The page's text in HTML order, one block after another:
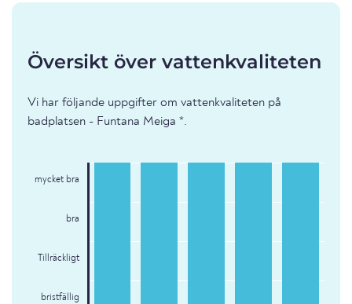
Översikt över vattenkvaliteten
Vi har följande uppgifter om vattenkvaliteten på
badplatsen - Funtana Meiga *.
mycket bra
bra
Tillräckligt
bristfällig